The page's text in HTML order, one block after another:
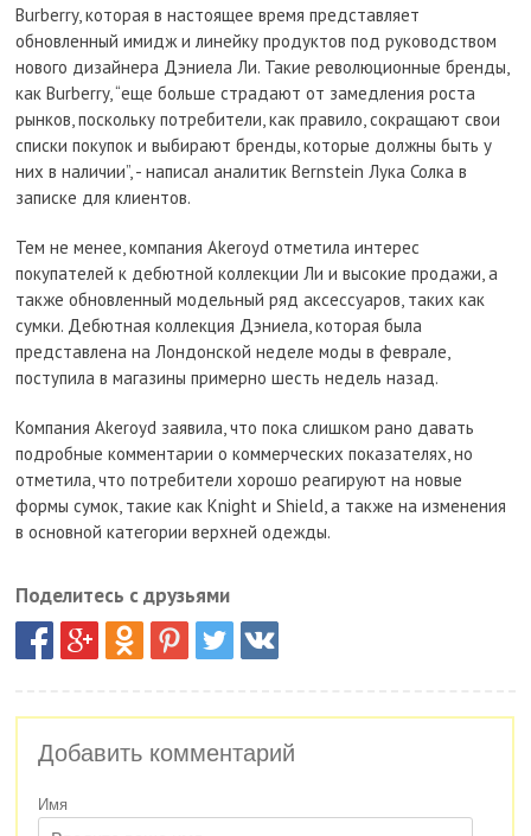
Burberry, которая в настоящее время представляет
обновленный имидж и линейку продуктов под руководством
нового дизайнера Дэниела Ли. Такие революционные бренды,
как Burberry, “еще больше страдают от замедления роста
рынков, поскольку потребители, как правило, сокращают свои
списки покупок и выбирают бренды, которые должны быть у
них в наличии”, - написал аналитик Bernstein Лука Солка в
записке для клиентов.
Тем не менее, компания Akeroyd отметила интерес
покупателей к дебютной коллекции Ли и высокие продажи, а
также обновленный модельный ряд аксессуаров, таких как
сумки. Дебютная коллекция Дэниела, которая была
представлена на Лондонской неделе моды в феврале,
поступила в магазины примерно шесть недель назад.
Компания Akeroyd заявила, что пока слишком рано давать
подробные комментарии о коммерческих показателях, но
отметила, что потребители хорошо реагируют на новые
формы сумок, такие как Knight и Shield, а также на изменения
в основной категории верхней одежды.
Поделитесь с друзьями
Добавить комментарий
Имя